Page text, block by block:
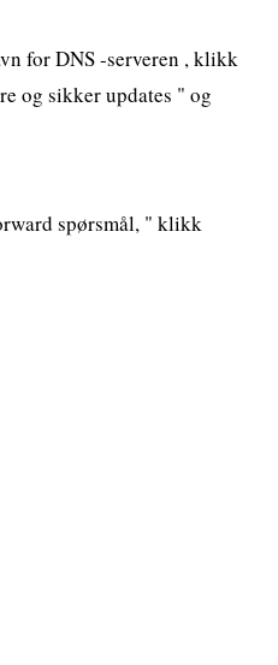
for DNS -serveren , klikk
og sikker updates " og
spørsmål, " klikk